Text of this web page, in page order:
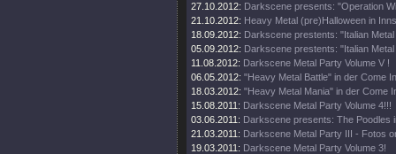
27.10.2012: Darkscene presents: "Operation
21.10.2012: Heavy Metal (pre)Halloween in
18.09.2012: Darkscene prestents: "Italian
05.09.2012: Darkscene prestents: "Italian
11.08.2012: Darkscene Metal Party Volume V !
06.05.2012: "Heavy Metal Battle" in der Come
18.03.2012: "Heavy Metal Mania" in der Come
15.08.2011: Darkscene Metal Party Volume 4!!!
03.06.2011: Darkscene presents: The Poodles
21.03.2011: Darkscene Metal Party III - Fotos
19.03.2011: Darkscene Metal Party Volume 3!